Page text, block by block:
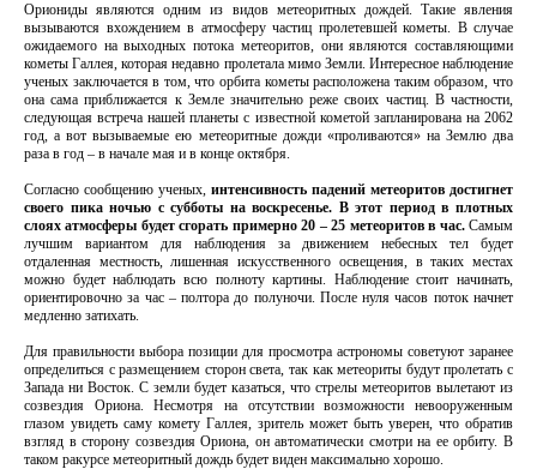
Ориониды являются одним из видов метеоритных дождей. Такие явления
вызываются вхождением в атмосферу частиц пролетевшей кометы. В случае
ожидаемого на выходных потока метеоритов, они являются составляющими
кометы Галлея, которая недавно пролетала мимо Земли. Интересное наблюдение
ученых заключается в том, что орбита кометы расположена таким образом, что
она сама приближается к Земле значительно реже своих частиц. В частности,
следующая встреча нашей планеты с известной кометой запланирована на 2062
год, а вот вызываемые ею метеоритные дожди «проливаются» на Землю два
раза в год – в начале мая и в конце октября.
Согласно сообщению ученых, интенсивность падений метеоритов достигнет
своего пика ночью с субботы на воскресенье. В этот период в плотных
слоях атмосферы будет сгорать примерно 20 – 25 метеоритов в час. Самым
лучшим вариантом для наблюдения за движением небесных тел будет
отдаленная местность, лишенная искусственного освещения, в таких местах
можно будет наблюдать всю полноту картины. Наблюдение стоит начинать,
ориентировочно за час – полтора до полуночи. После нуля часов поток начнет
медленно затихать.
Для правильности выбора позиции для просмотра астрономы советуют заранее
определиться с размещением сторон света, так как метеориты будут пролетать с
Запада ни Восток. С земли будет казаться, что стрелы метеоритов вылетают из
созвездия Ориона. Несмотря на отсутствии возможности невооруженным
глазом увидеть саму комету Галлея, зритель может быть уверен, что обратив
взгляд в сторону созвездия Ориона, он автоматически смотри на ее орбиту. В
таком ракурсе метеоритный дождь будет виден максимально хорошо.